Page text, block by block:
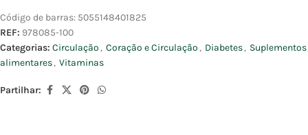
Código de barras: 5055148401825
REF: 978085-100
Categorias: Circulação , Coração e Circulação , Diabetes, Suplementos
alimentares, Vitaminas
Partilhar: